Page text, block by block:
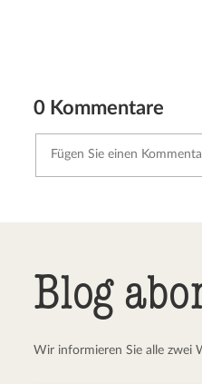
0 Kommentare
Blog
Wir informieren Sie alle zwei